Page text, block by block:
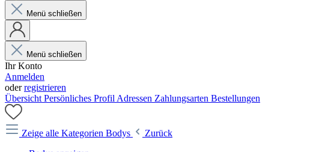
Menü schließen
Menü schließen
Ihr Konto
Anmelden
oderregistrieren
Übersicht Persönliches Profil Adressen Zahlungsarten Bestellungen
Zeige alle Kategorien Bodys
Zurück